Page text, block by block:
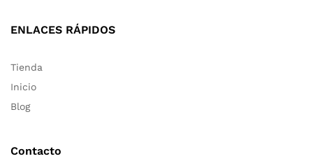
ENLACES RÁPIDOS
Tienda
Inicio
Blog
Contacto